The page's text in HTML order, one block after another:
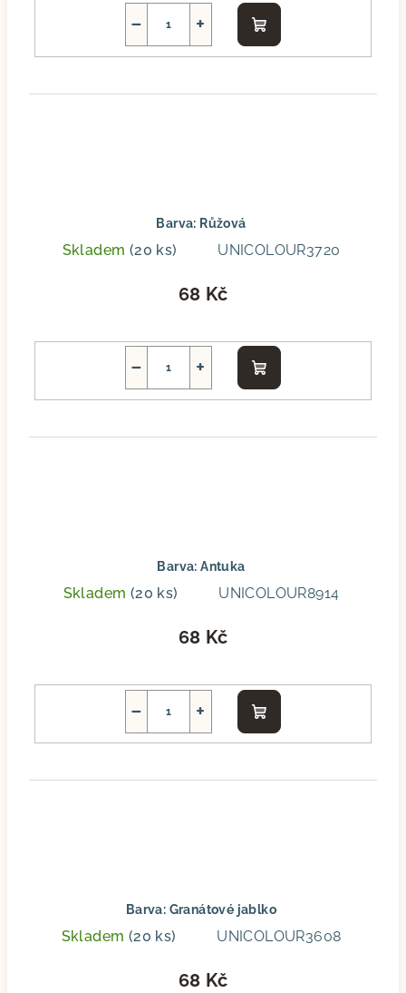
+
−
Do
košíku
Barva: Růžová
Skladem (20 ks) UNICOLOUR3720
68 Kč
+
−
Do
košíku
Barva: Antuka
Skladem (20 ks) UNICOLOUR8914
68 Kč
+
−
Do
košíku
Barva: Granátové jablko
Skladem (20 ks) UNICOLOUR3608
68 Kč